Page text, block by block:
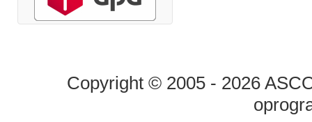
Copyright © 2005 - 2026